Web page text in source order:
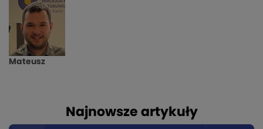
Mateusz
Najnowsze artykuły